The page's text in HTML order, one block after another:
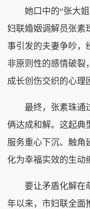
她口中的“张大姐”
妇联婚姻调解员张素
事引发的夫妻争吵，
非原则性的感情破裂
成长创伤交织的心理
最终，张素珠通过
俩达成和解。这起典
服务重心下沉、触角
化为幸福实效的生动
要让矛盾化解在萌
年以来，市妇联全面